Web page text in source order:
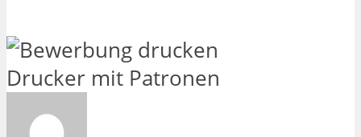
Drucker mit Patronen